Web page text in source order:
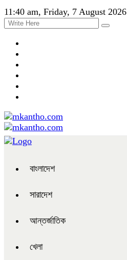
11:40 am, Friday, 7 August 2026
বাংলাদেশ
সারাদেশ
আন্তর্জাতিক
খেলা